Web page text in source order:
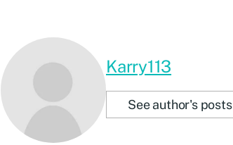
Karry113
See author's posts